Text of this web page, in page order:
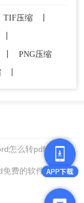
件的重要性
），应谨慎
如
化处理，
文件中以减
件库，删除
储设备中以
TIF压缩
PNG压缩
怎么转pdf
免费的软件